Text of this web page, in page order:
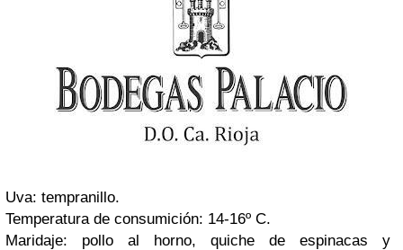
Uva: tempranillo.
Temperatura de consumición: 14-16º C.
Maridaje: pollo al horno, quiche de espinacas y